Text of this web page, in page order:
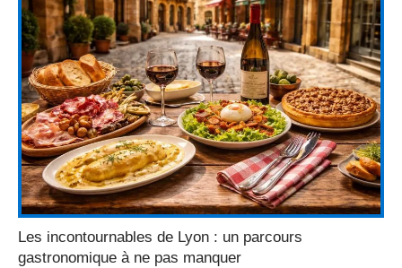
Les incontournables de Lyon : un parcours
gastronomique à ne pas manquer